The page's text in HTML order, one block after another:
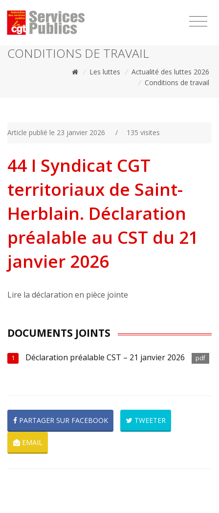
CONDITIONS DE TRAVAIL
/ Les luttes / Actualité des luttes 2026
/ Conditions de travail
Article publié le 23 janvier 2026 / 135 visites
44 I Syndicat CGT
territoriaux de Saint-
Herblain. Déclaration
préalable au CST du 21
janvier 2026
Lire la déclaration en pièce jointe
DOCUMENTS JOINTS
1 Déclaration préalable CST – 21 janvier 2026 pdf
PARTAGER SUR FACEBOOK TWEETER
EMAIL